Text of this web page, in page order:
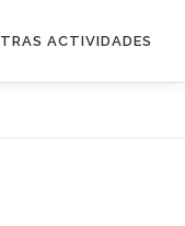
ACTIVIDADES